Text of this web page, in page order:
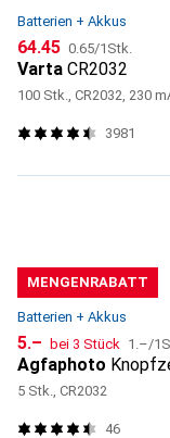
Batterien + Akkus
CHF
64.45 CHF
0.65/1Stk.
Varta CR2032
100 Stk., CR2032, 230
3981
MENGENRABATT
Batterien + Akkus
CHF
5.– bei 3 Stück CHF
1.–/
Agfaphoto
5 Stk., CR2032
46